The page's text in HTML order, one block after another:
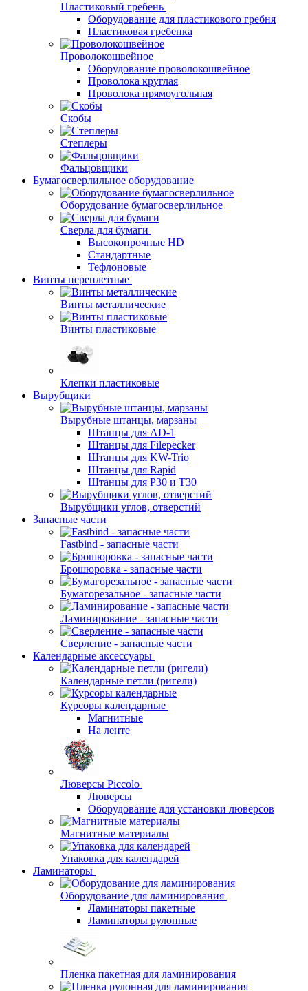
Пластиковый гребень
Оборудование для пластикового гребня
Пластиковая гребенка
Проволокошвейное
Оборудование проволокошвейное
Проволока круглая
Проволока прямоугольная
Скобы
Степлеры
Фальцовщики
Бумагосверлильное оборудование
Оборудование бумагосверлильное
Сверла для бумаги
Высокопрочные HD
Стандартные
Тефлоновые
Винты переплетные
Винты металлические
Винты пластиковые
Клепки пластиковые
Вырубщики
Вырубные штанцы, марзаны
Штанцы для AD-1
Штанцы для Filepecker
Штанцы для KW-Trio
Штанцы для Rapid
Штанцы для Р30 и Т30
Вырубщики углов, отверстий
Запасные части
Fastbind - запасные части
Брошюровка - запасные части
Бумагорезальное - запасные части
Ламинирование - запасные части
Сверление - запасные части
Календарные аксессуары
Календарные петли (ригели)
Курсоры календарные
Магнитные
На ленте
Люверсы Piccolo
Люверсы
Оборудование для установки люверсов
Магнитные материалы
Упаковка для календарей
Ламинаторы
Оборудование для ламинирования
Ламинаторы пакетные
Ламинаторы рулонные
Пленка пакетная для ламинирования